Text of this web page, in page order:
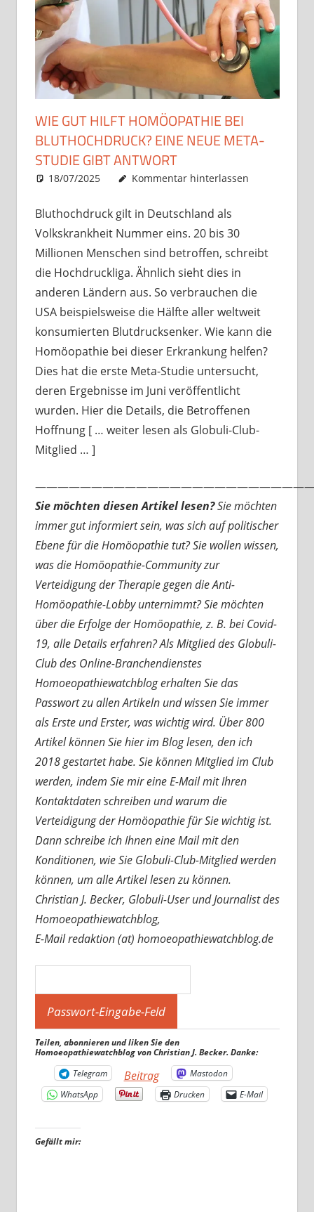
WIE GUT HILFT HOMÖOPATHIE BEI
BLUTHOCHDRUCK? EINE NEUE META-
STUDIE GIBT ANTWORT
18/07/2025 Christian J. Becker
Allgemein
Kommentar hinterlassen
Bluthochdruck gilt in Deutschland als
Volkskrankheit Nummer eins. 20 bis 30
Millionen Menschen sind betroffen, schreibt
die Hochdruckliga. Ähnlich sieht dies in
anderen Ländern aus. So verbrauchen die
USA beispielsweise die Hälfte aller weltweit
konsumierten Blutdrucksenker. Wie kann die
Homöopathie bei dieser Erkrankung helfen?
Dies hat die erste Meta-Studie untersucht,
deren Ergebnisse im Juni veröffentlicht
wurden. Hier die Details, die Betroffenen
Hoffnung [ … weiter lesen als Globuli-Club-
Mitglied … ]
Sie möchten diesen Artikel lesen?Sie möchten
immer gut informiert sein, was sich auf politischer
Ebene für die Homöopathie tut? Sie wollen wissen,
was die Homöopathie-Community zur
Verteidigung der Therapie gegen die Anti-
Homöopathie-Lobby unternimmt? Sie möchten
über die Erfolge der Homöopathie, z. B. bei Covid-
19, alle Details erfahren? Als Mitglied des Globuli-
Club des Online-Branchendienstes
Homoeopathiewatchblog erhalten Sie das
Passwort zu allen Artikeln und wissen Sie immer
als Erste und Erster, was wichtig wird. Über 800
Artikel können Sie hier im Blog lesen, den ich
2018 gestartet habe. Sie können Mitglied im Club
werden, indem Sie mir eine E-Mail mit Ihren
Kontaktdaten schreiben und warum die
Verteidigung der Homöopathie für Sie wichtig ist.
Dann schreibe ich Ihnen eine Mail mit den
Konditionen, wie Sie Globuli-Club-Mitglied werden
können, um alle Artikel lesen zu können.
Christian J. Becker, Globuli-User und Journalist des
Homoeopathiewatchblog,
E-Mail redaktion (at) homoeopathiewatchblog.de
Teilen, abonnieren und liken Sie den
Homoeopathiewatchblog von Christian J. Becker. Danke:
Telegram
Beitrag
Mastodon
WhatsApp
Drucken E-Mail
Gefällt mir: